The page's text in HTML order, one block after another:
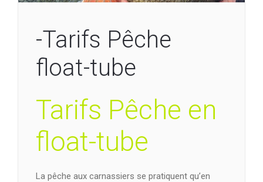
-Tarifs Pêche
float-tube
Tarifs Pêche en
float-tube
La pêche aux carnassiers se pratiquent qu’en